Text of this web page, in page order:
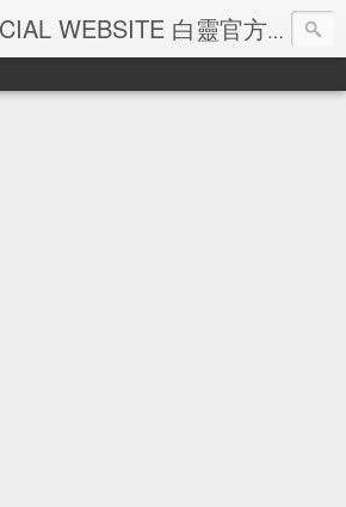
BAI LING OFFICIAL WEBSITE 白靈官方網站